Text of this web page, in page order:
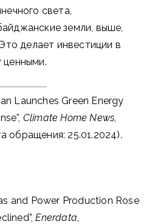
света,
земли, выше,
делает инвестиции в
ценными.
Launches Green Energy
Climate Home News,
25.01.2024).
and Power Production Rose
Enerdata,